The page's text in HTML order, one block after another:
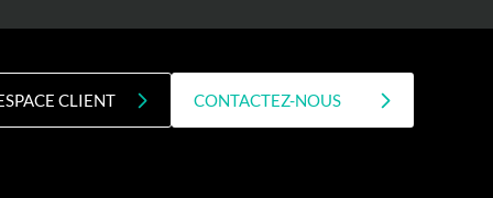
CLIENT CONTACTEZ-NOUS